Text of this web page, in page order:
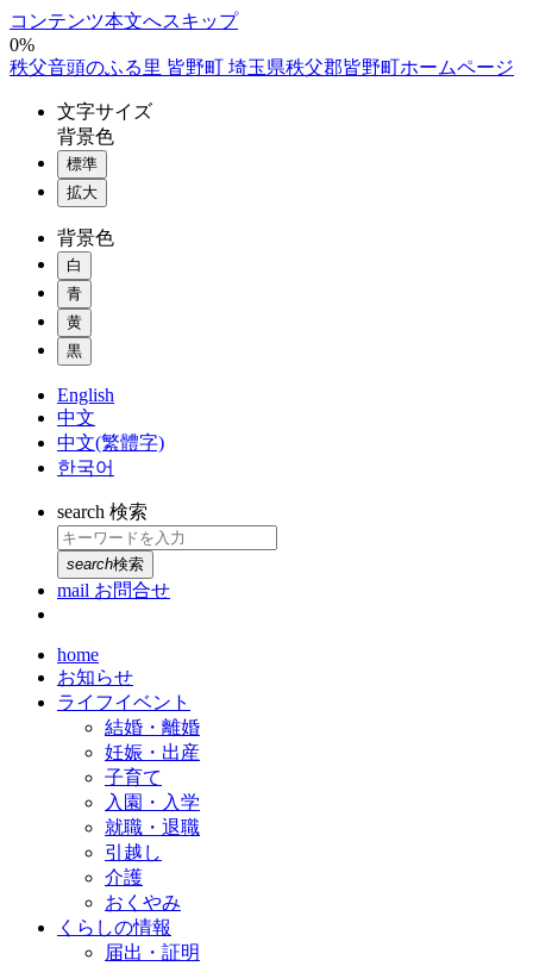
コンテンツ本文へスキップ
0%
秩父音頭のふる里 皆野町 埼玉県秩父郡皆野町ホームページ
文字サイズ
背景色
標準
拡大
背景色
白
青
黄
黒
English
中文
中文(繁體字)
한국어
search 検索
search検索
mail お問合せ
home
お知らせ
ライフイベント
結婚・離婚
妊娠・出産
子育て
入園・入学
就職・退職
引越し
介護
おくやみ
くらしの情報
届出・証明